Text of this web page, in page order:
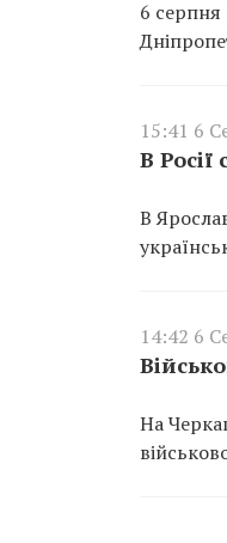
6 серпня
15:41 6
В
В
14:42 6
На